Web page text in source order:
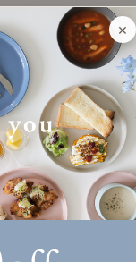
暮らし方か ×